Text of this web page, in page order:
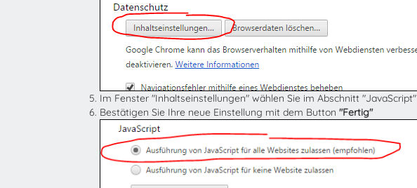
Im Fenster "Inhaltseinstellungen" wählen Sie im Abschnitt "JavaScript"
Bestätigen Sie Ihre neue Einstellung mit dem Button "Fertig"